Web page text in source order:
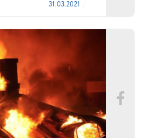
31.03.2021